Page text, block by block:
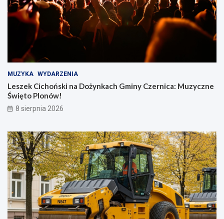
MUZYKA WYDARZENIA
Leszek Cichoński na Dożynkach Gminy Czernica: Muzyczne
Święto Plonów!
8 sierpnia 2026